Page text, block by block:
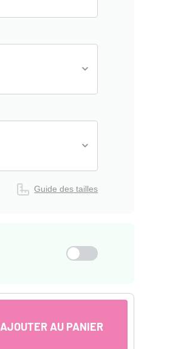
Guide des tailles
AJOUTER AU PANIER